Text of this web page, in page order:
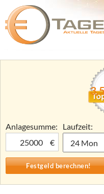
Zum
Anlagesumme:
€
Laufzeit: